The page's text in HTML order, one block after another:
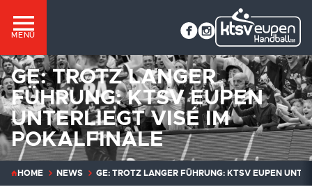
MENÜ
GE: TROTZ LANGER
FÜHRUNG: KTSV EUPEN
UNTERLIEGT VISÉ IM
POKALFINALE
HOME NEWS GE: TROTZ LANGER FÜHRUNG: KTSV EUPEN